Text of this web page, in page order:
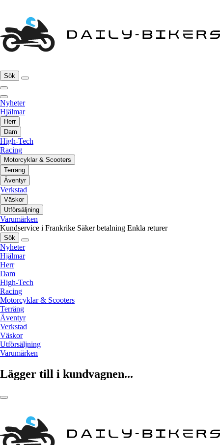
Sök
Nyheter
Hjälmar
Herr
Dam
High-Tech
Racing
Motorcyklar & Scooters
Terräng
Äventyr
Verkstad
Väskor
Utförsäljning
Varumärken
Kundservice i Frankrike Säker betalning Enkla returer
Sök
Nyheter
Hjälmar
Herr
Dam
High-Tech
Racing
Motorcyklar & Scooters
Terräng
Äventyr
Verkstad
Väskor
Utförsäljning
Varumärken
Lägger till i kundvagnen...